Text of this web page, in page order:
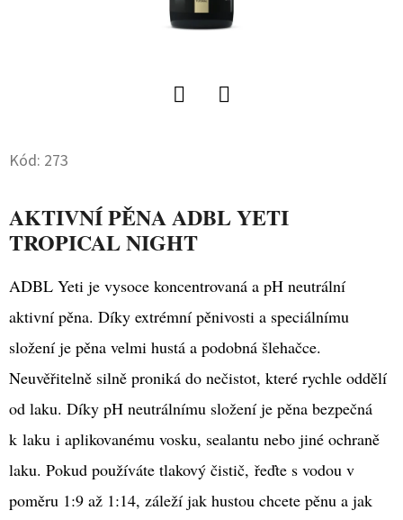
Kód: 273
AKTIVNÍ PĚNA ADBL YETI
TROPICAL NIGHT
ADBL Yeti je vysoce koncentrovaná a pH neutrální
aktivní pěna. Díky extrémní pěnivosti a speciálnímu
složení je pěna velmi hustá a podobná šlehačce.
Neuvěřitelně silně proniká do nečistot, které rychle oddělí
od laku. Díky pH neutrálnímu složení je pěna bezpečná
k laku i aplikovanému vosku, sealantu nebo jiné ochraně
laku. Pokud používáte tlakový čistič, řeďte s vodou v
poměru 1:9 až 1:14, záleží jak hustou chcete pěnu a jak
O
O
R
Č
U
J
E
M
E
DVOJČINNÝ
ROZPRAŠOVAČ
BEZ
LAHVE